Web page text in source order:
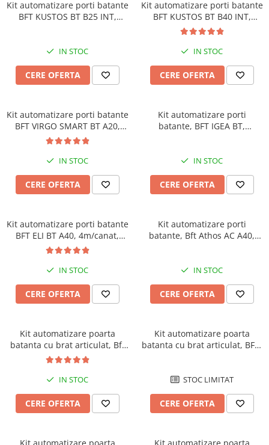
Centrale Control Acces
Turnicheti Tripod
Porti Rapide Speed-Gate
Turnicheti Verticali
Usi Pietonale Automate
Operatori Usi Batante Automate
Yale Electromagnetice
Electromagneti
Videointerfoane
Kit Videointerfoane
Supraveghere Video
Camere IP
Camere IP 8MP (4K)
Camere IP PTZ
Accesorii CCTV
Monitoare Supraveghere
Kit automatizare porti batante
BFT KUSTOS BT B25 INT,
telecomenzi 433MHz, 24V
IN STOC
CERE OFERTA
Kit automatizare porti batante
BFT KUSTOS BT B40 INT,
4m/700kg, Thalia BT,
telecomenzi 433MHz, 24V
IN STOC
CERE OFERTA
Kit automatizare porti batante
BFT VIRGO SMART BT A20,
24V, 2m/canat, 200kg, cu
IN STOC
CERE OFERTA
Kit automatizare porti
batante, BFT IGEA BT,
IN STOC
CERE OFERTA
Kit automatizare porti batante
BFT ELI BT A40, 4m/canat,
500Kg/poarta, 24V
IN STOC
CERE OFERTA
Kit automatizare porti
batante, Bft Athos AC A40,
IN STOC
CERE OFERTA
Kit automatizare poarta
batanta cu brat articulat, Bft
E5 BT-A12, 1.2m/canat, 80Kg,
IN STOC
CERE OFERTA
Kit automatizare poarta
batanta cu brat articulat, BFT,
STOC LIMITAT
CERE OFERTA